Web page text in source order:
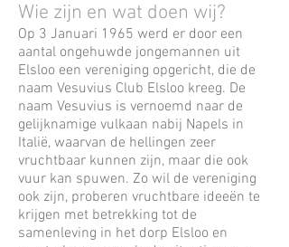
Wie zijn en wat doen wij?
Op 3 Januari 1965 werd er door een
aantal ongehuwde jongemannen uit
Elsloo een vereniging opgericht, die de
naam Vesuvius Club Elsloo kreeg. De
naam Vesuvius is vernoemd naar de
gelijknamige vulkaan nabij Napels in
Italië, waarvan de hellingen zeer
vruchtbaar kunnen zijn, maar die ook
vuur kan spuwen. Zo wil de vereniging
ook zijn, proberen vruchtbare ideeën te
krijgen met betrekking tot de
samenleving in het dorp Elsloo en